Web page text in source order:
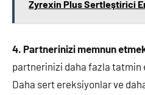
Zyrexin Plus Sertleştirici
4. Partnerinizi memnun
partnerinizi daha fazla tatmin
Daha sert ereksiyonlar ve